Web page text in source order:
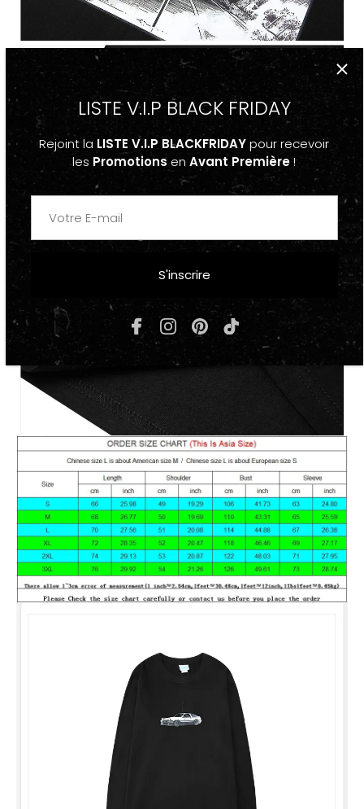
LISTE V.I.P BLACK FRIDAY
Rejoint la LISTE V.I.P BLACKFRIDAYpour recevoir
les Promotions en Avant Première!
S'inscrire